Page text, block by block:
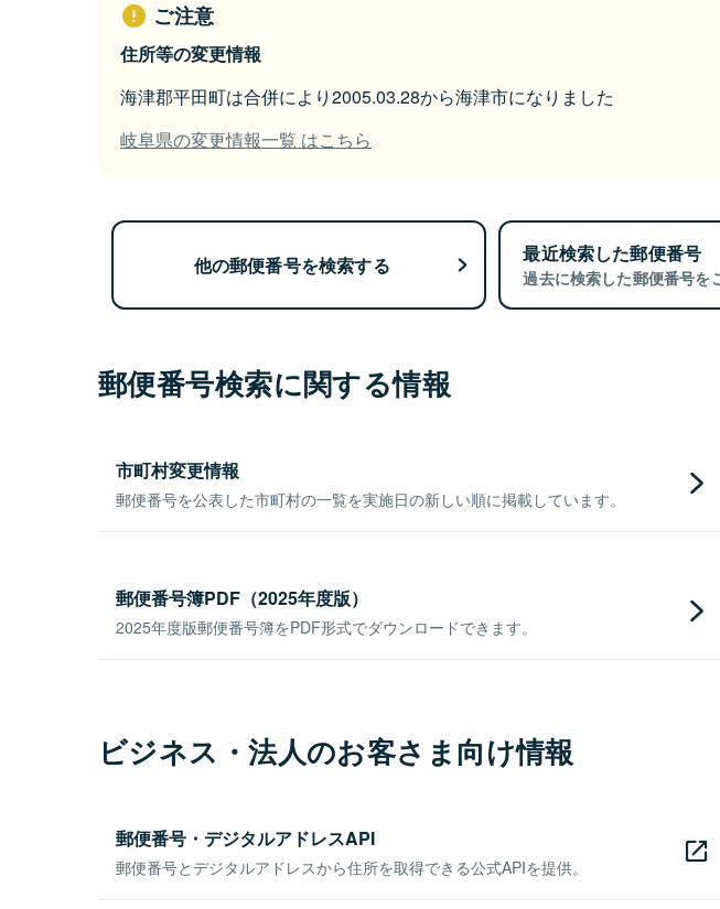
ご注意
住所等の変更情報
海津郡平田町は合併により2005.03.28から海津市になりました
岐阜県の変更情報一覧 はこちら
他の郵便番号を検索する 最近検索した郵便番号
過去に検索した郵便番号を
郵便番号検索に関する情報
市町村変更情報
郵便番号を公表した市町村の一覧を実施日の新しい順に掲載しています。
郵便番号簿PDF（2025年度版）
2025年度版郵便番号簿をPDF形式でダウンロードできます。
ビジネス・法人のお客さま向け情報
郵便番号・デジタルアドレスAPI
郵便番号とデジタルアドレスから住所を取得できる公式APIを提供。